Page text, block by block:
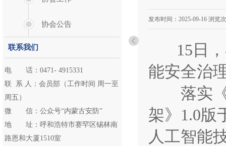
协会公告
联系我们
电 话：0471- 4915331
联 系 人：会员部（工作时间 周一至
周五）
微 信：公众号“内蒙古安防”
地 址：呼和浩特市赛罕区锡林南
路恩和大厦1510室
发布时间： 2025-09-16浏览
15日，
能安全治
落实《
架》1.0版
人工智能